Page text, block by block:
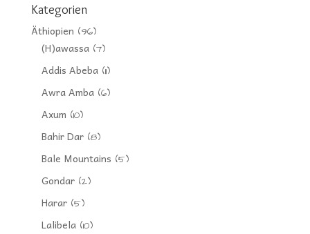
Kategorien
Äthiopien (96)
(H)awassa(7)
Addis Abeba(11)
Awra Amba(6)
Axum (10)
Bahir Dar(8)
Bale Mountains (5)
Gondar(2)
Harar(5)
Lalibela(10)